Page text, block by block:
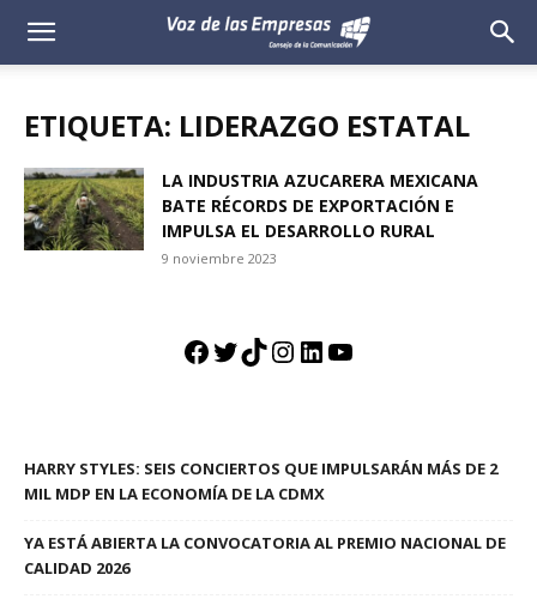
Voz
Empresas
ETIQUETA: LIDERAZGO ESTATAL
LA INDUSTRIA AZUCARERA MEXICANA
BATE RÉCORDS DE EXPORTACIÓN E
IMPULSA EL DESARROLLO RURAL
9 noviembre 2023
Facebook
Twitter
TikTok
Instagram
LinkedIn
YouTube
HARRY STYLES: SEIS CONCIERTOS QUE IMPULSARÁN MÁS DE 2
MIL MDP EN LA ECONOMÍA DE LA CDMX
YA ESTÁ ABIERTA LA CONVOCATORIA AL PREMIO NACIONAL DE
CALIDAD 2026